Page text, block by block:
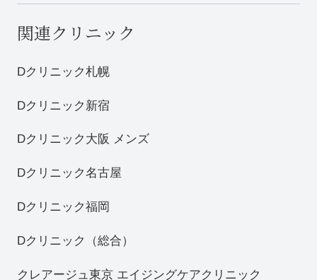
関連クリニック
Dクリニック札幌
Dクリニック新宿
Dクリニック大阪 メンズ
Dクリニック名古屋
Dクリニック福岡
Dクリニック（総合）
クレアージュ東京 エイジングケアクリニック